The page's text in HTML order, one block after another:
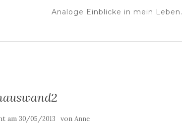
Analoge Einblicke in mein Leben.
am 30/05/2013 vonAnne